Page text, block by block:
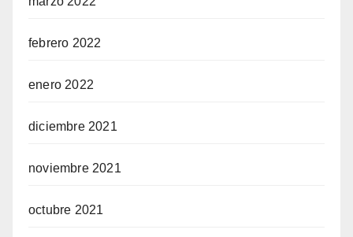
febrero 2022
enero 2022
diciembre 2021
noviembre 2021
octubre 2021